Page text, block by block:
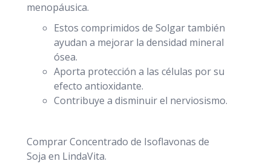
menopáusica.
Estos comprimidos de Solgar también
ayudan a mejorar la densidad mineral
ósea.
Aporta protección a las células por su
efecto antioxidante.
Contribuye a disminuir el nerviosismo.
Comprar Concentrado de Isoflavonas de
Soja en LindaVita.